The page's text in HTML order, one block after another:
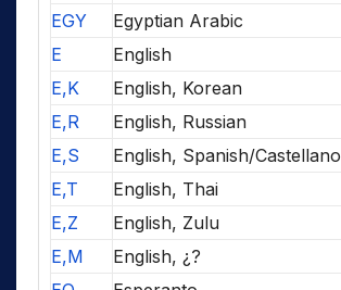
EGY
Egyptian Arabic
E
English
E,K
English, Korean
E,R
English, Russian
E,S
English, Spanish/Castellano
E,T
English, Thai
E,Z
English, Zulu
E,M
English, ¿?